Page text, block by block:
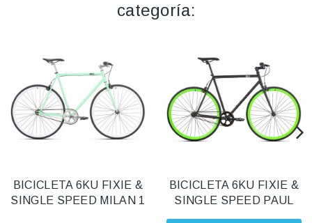
categoría:
BICICLETA 6KU FIXIE &
SINGLE SPEED MILAN 1
BICICLETA 6KU FIXIE &
SINGLE SPEED PAUL